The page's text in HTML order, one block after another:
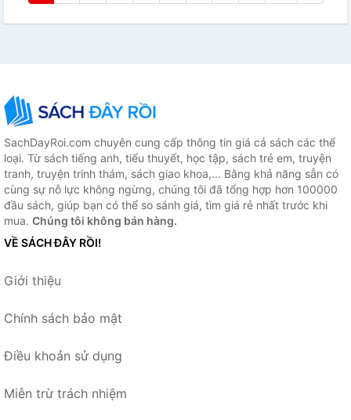
SachDayRoi.com chuyên cung cấp thông tin giá cả sách các thể
loại. Từ sách tiếng anh, tiểu thuyết, học tập, sách trẻ em, truyện
tranh, truyện trinh thám, sách giao khoa,... Bằng khả năng sẵn có
cùng sự nỗ lực không ngừng, chúng tôi đã tổng hợp hơn 100000
đầu sách, giúp bạn có thể so sánh giá, tìm giá rẻ nhất trước khi
mua. Chúng tôi không bán hàng.
VỀ SÁCH ĐÂY RỒI!
Giới thiệu
Chính sách bảo mật
Điều khoản sử dụng
Miễn trừ trách nhiệm